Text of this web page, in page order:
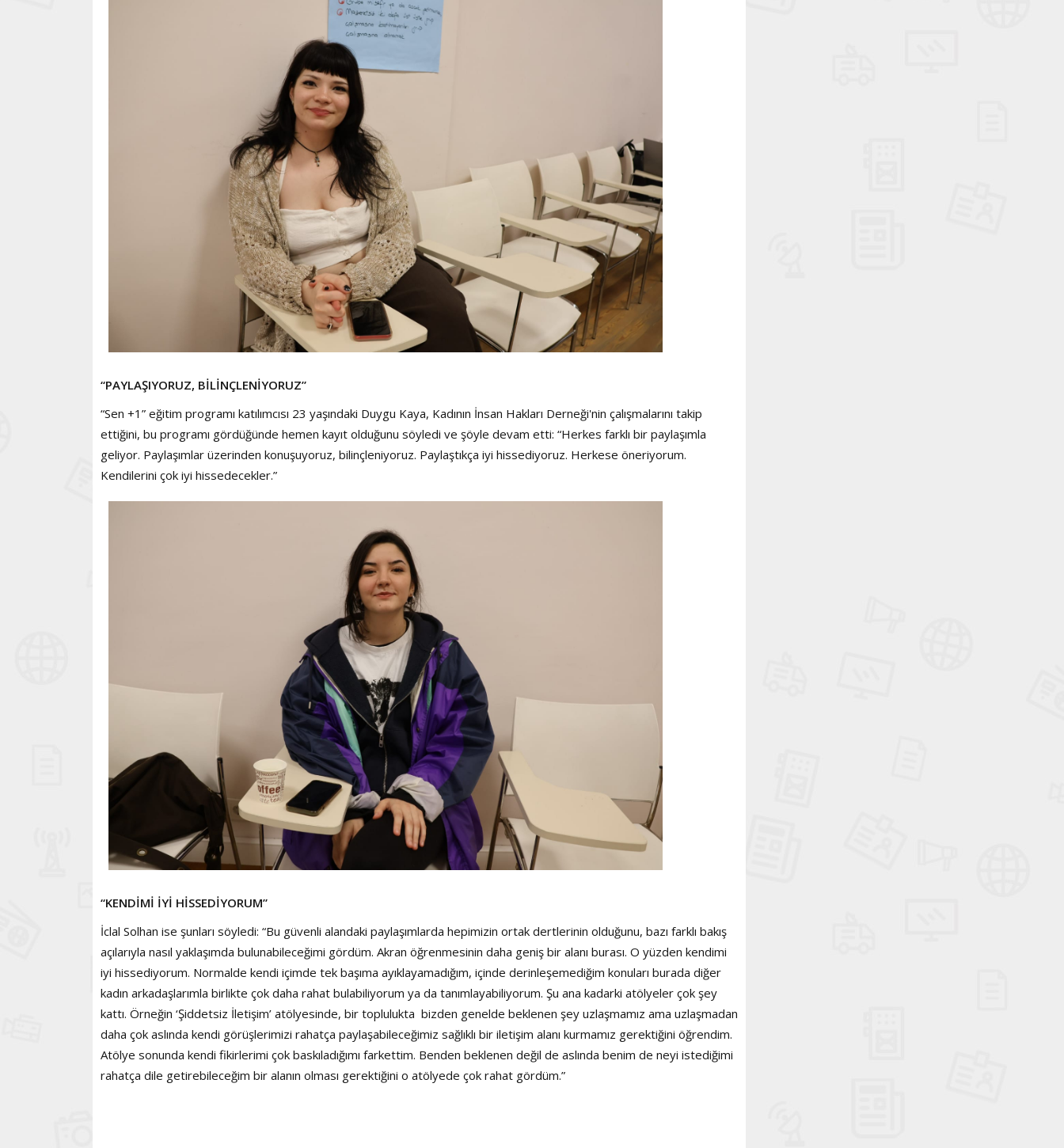
“PAYLAŞIYORUZ, BİLİNÇLENİYORUZ”
“Sen +1” eğitim programı katılımcısı 23 yaşındaki Duygu Kaya, Kadının İnsan Hakları Derneği'nin çalışmalarını takip
ettiğini, bu programı gördüğünde hemen kayıt olduğunu söyledi ve şöyle devam etti: “Herkes farklı bir paylaşımla
geliyor. Paylaşımlar üzerinden konuşuyoruz, bilinçleniyoruz. Paylaştıkça iyi hissediyoruz. Herkese öneriyorum.
Kendilerini çok iyi hissedecekler.”
“KENDİMİ İYİ HİSSEDİYORUM”
İclal Solhan ise şunları söyledi: “Bu güvenli alandaki paylaşımlarda hepimizin ortak dertlerinin olduğunu, bazı farklı bakış
açılarıyla nasıl yaklaşımda bulunabileceğimi gördüm. Akran öğrenmesinin daha geniş bir alanı burası. O yüzden kendimi
iyi hissediyorum. Normalde kendi içimde tek başıma ayıklayamadığım, içinde derinleşemediğim konuları burada diğer
kadın arkadaşlarımla birlikte çok daha rahat bulabiliyorum ya da tanımlayabiliyorum. Şu ana kadarki atölyeler çok şey
kattı. Örneğin ‘Şiddetsiz İletişim’ atölyesinde, bir toplulukta bizden genelde beklenen şey uzlaşmamız ama uzlaşmadan
daha çok aslında kendi görüşlerimizi rahatça paylaşabileceğimiz sağlıklı bir iletişim alanı kurmamız gerektiğini öğrendim.
Atölye sonunda kendi fikirlerimi çok baskıladığımı farkettim. Benden beklenen değil de aslında benim de neyi istediğimi
rahatça dile getirebileceğim bir alanın olması gerektiğini o atölyede çok rahat gördüm.”